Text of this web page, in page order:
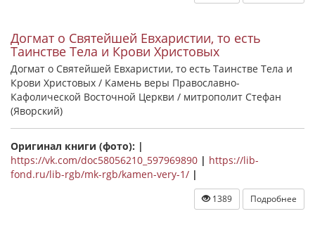
Догмат о Святейшей Евхаристии, то есть
Таинстве Тела и Крови Христовых
Догмат о Святейшей Евхаристии, то есть Таинстве Тела и
Крови Христовых / Камень веры Православно-
Кафолической Восточной Церкви / митрополит Стефан
(Яворский)
Оригинал книги (фото): |
https://vk.com/doc58056210_597969890 | https://lib-
fond.ru/lib-rgb/mk-rgb/kamen-very-1/ |
1389 Подробнее